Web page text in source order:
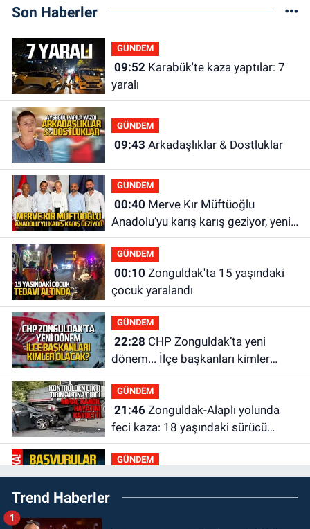
Son Haberler
GÜNDEM
09:52Karabük'te kaza yaptılar: 7
yaralı
GÜNDEM
09:43 Arkadaşlıklar & Dostluklar
GÜNDEM
00:40
Anadolu’yu karış karış geziyor, yeni
yapılanmaları şekillendiriyor
GÜNDEM
00:10
çocuk yaralandı
GÜNDEM
22:28
dönem... İlçe başkanları kimler
olacak?
GÜNDEM
21:46Zonguldak-Alaplı yolunda
feci kaza: 18 yaşındaki sürücü
hayatını kaybetti
GÜNDEM
21:29Başvurular başladı: 3 bin
250 kişi alınacak
Trend Haberler
1